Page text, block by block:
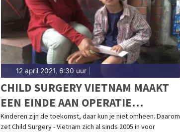
12 april 2021, 6:30 uur|
CHILD SURGERY VIETNAM MAAKT
EEN EINDE AAN OPERATIE
ACHTERSTANDEN BIJ KINDEREN
Kinderen zijn de toekomst, daar kun je niet omheen. Daarom
zet Child Surgery - Vietnam zich al sinds 2005 in voor